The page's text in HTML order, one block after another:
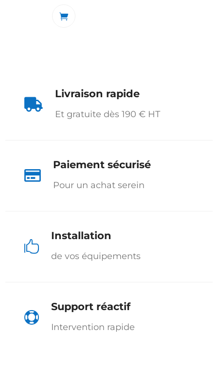

Livraison rapide
Et gratuite dès 190 € HT

Paiement sécurisé
Pour un achat serein

Installation
de vos équipements

Support réactif
Intervention rapide